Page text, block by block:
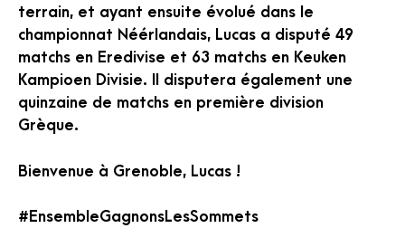
terrain, et ayant ensuite évolué dans le
championnat Néérlandais, Lucas a disputé 49
matchs en Eredivise et 63 matchs en Keuken
Kampioen Divisie. Il disputera également une
quinzaine de matchs en première division
Grèque.
Bienvenue à Grenoble, Lucas !
#EnsembleGagnonsLesSommets